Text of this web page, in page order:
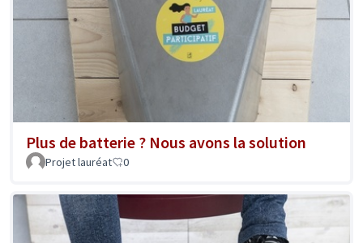
Plus de batterie ? Nous avons la solution
Projet lauréat 0